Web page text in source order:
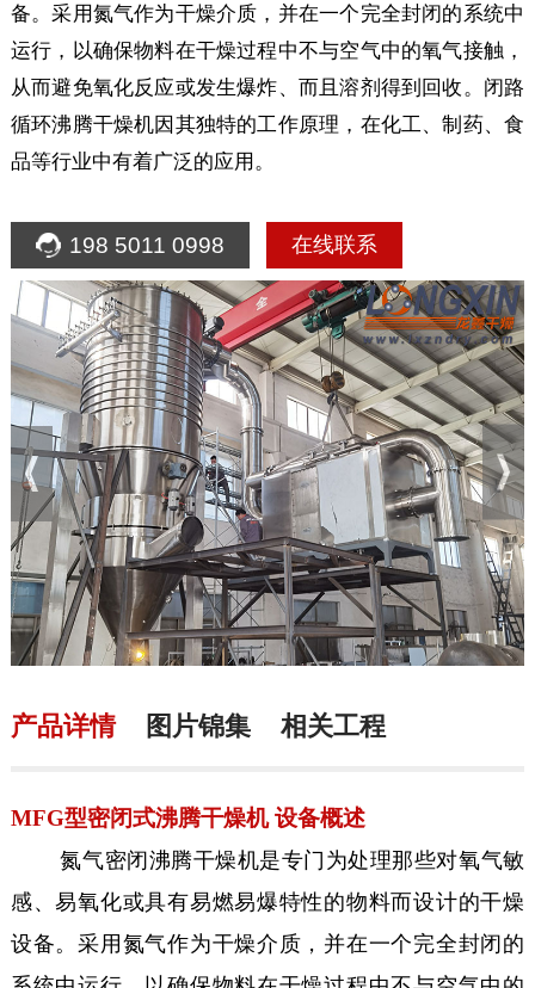
备。采用氮气作为干燥介质，并在一个完全封闭的系统中
运行，以确保物料在干燥过程中不与空气中的氧气接触，
从而避免氧化反应或发生爆炸、而且溶剂得到回收。闭路
循环沸腾干燥机因其独特的工作原理，在化工、制药、食
品等行业中有着广泛的应用。
198 5011 0998 在线联系
产品详情 图片锦集 相关工程
MFG型密闭式沸腾干燥机 设备概述
氮气密闭沸腾干燥机是专门为处理那些对氧气敏
感、易氧化或具有易燃易爆特性的物料而设计的干燥
设备。采用氮气作为干燥介质，并在一个完全封闭的